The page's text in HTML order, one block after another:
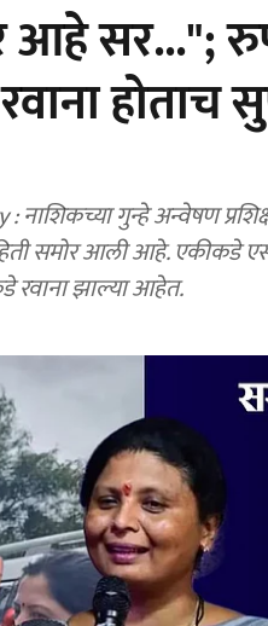
सर...";
होताच
गुन्हे अन्वेषण
समोर आली आहे. एकीकडे
रवाना झाल्या आहेत.